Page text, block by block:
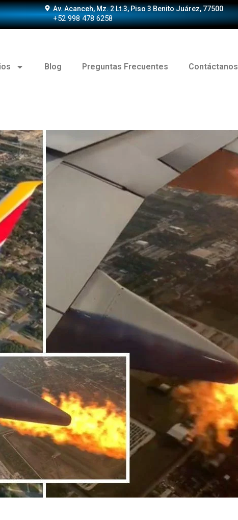
Av. Acanceh, Mz. 2 Lt.3, Piso 3 Benito Juárez, 77500
+52 998 478 6258
Blog Preguntas Frecuentes Contáctanos